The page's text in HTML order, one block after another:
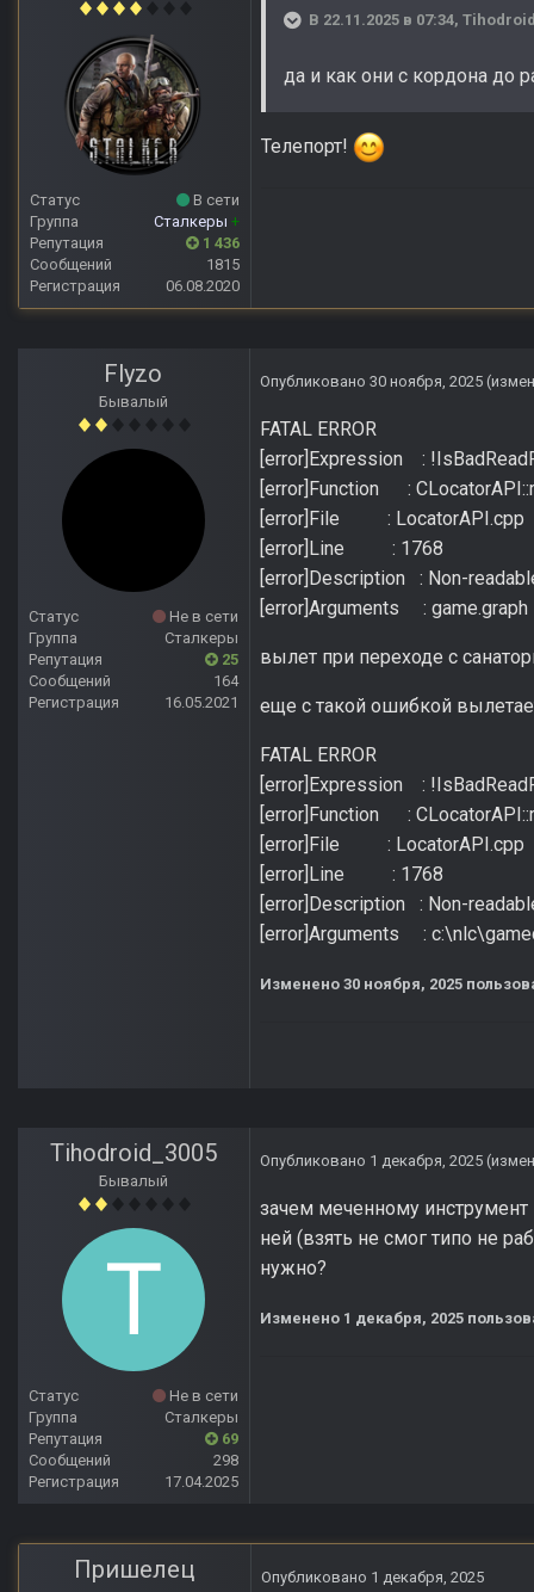
Статус
В сети
Группа
Сталкеры +
Репутация
1 436
Сообщений
1815
Регистрация
06.08.2020
В 22.11.2025 в 07:34,
да и как они с кордона до
Телепорт!
Flyzo
Бывалый
Статус
Не в сети
Группа
Сталкеры
Репутация
25
Сообщений
164
Регистрация
16.05.2021
Опубликовано 30 ноября, 2025
FATAL ERROR
[error]Expression :
[error]Function :
[error]File : LocatorAPI.cpp
[error]Line : 1768
[error]Description : Non-
[error]Arguments : game.graph
вылет при переходе с
еще с такой ошибкой
FATAL ERROR
[error]Expression :
[error]Function :
[error]File : LocatorAPI.cpp
[error]Line : 1768
[error]Description : Non-
[error]Arguments :
Изменено 30 ноября, 2025
Tihodroid_3005
Бывалый
Статус
Не в сети
Группа
Сталкеры
Репутация
69
Сообщений
298
Регистрация
17.04.2025
Опубликовано 1 декабря, 2025
зачем меченному инструмент
ней (взять не смог типо не
нужно?
Изменено 1 декабря, 2025
Пришелец Опубликовано 1 декабря, 2025